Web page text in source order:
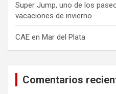
Super Jump, uno de los
vacaciones de invierno
CAE en Mar del Plata
Comentarios